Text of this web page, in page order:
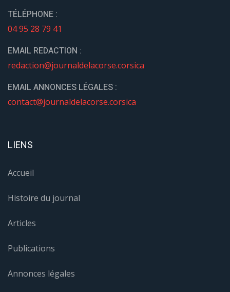
TÉLÉPHONE :
04 95 28 79 41
EMAIL REDACTION :
redaction@journaldelacorse.corsica
EMAIL ANNONCES LÉGALES :
contact@journaldelacorse.corsica
LIENS
Accueil
Histoire du journal
Articles
Publications
Annonces légales